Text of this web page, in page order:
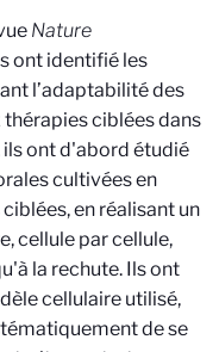
Nature
ont identifié les
l’adaptabilité des
ciblées dans
ils ont d'abord étudié
cultivées en
en réalisant un
cellule par cellule,
la rechute. Ils ont
cellulaire utilisé,
de se